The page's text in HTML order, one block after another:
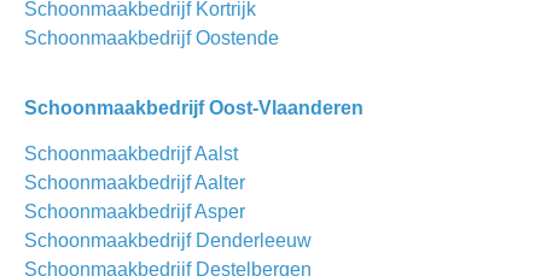
Schoonmaakbedrijf Kortrijk
Schoonmaakbedrijf Oostende
Schoonmaakbedrijf Oost-Vlaanderen
Schoonmaakbedrijf Aalst
Schoonmaakbedrijf Aalter
Schoonmaakbedrijf Asper
Schoonmaakbedrijf Denderleeuw
Schoonmaakbedrijf Destelbergen